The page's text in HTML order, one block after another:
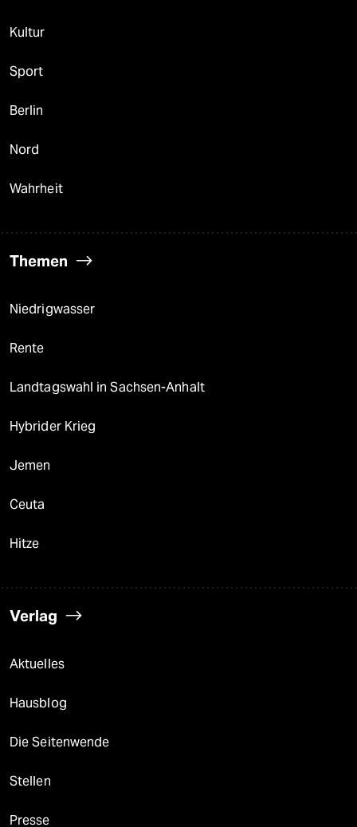
Kultur
Sport
Berlin
Nord
Wahrheit
Themen
Niedrigwasser
Rente
Landtagswahl in Sachsen-Anhalt
Hybrider Krieg
Jemen
Ceuta
Hitze
Verlag
Aktuelles
Hausblog
Die Seitenwende
Stellen
Presse